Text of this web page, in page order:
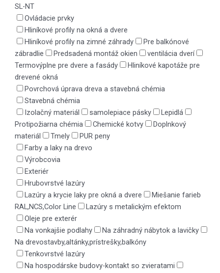
SL-NT
Ovládacie prvky
Hliníkové profily na okná a dvere
Hliníkové profily na zimné záhrady
Pre balkónové
zábradlie
Predsadená montáž okien
ventilácia dverí
Termovýplne pre dvere a fasády
Hliníkové kapotáže pre
drevené okná
Povrchová úprava dreva a stavebná chémia
Stavebná chémia
Izolačný materiál
samolepiace pásky
Lepidlá
Protipožiarna chémia
Chemické kotvy
Doplnkový
materiál
Tmely
PUR peny
Farby a laky na drevo
Výrobcovia
Exteriér
Hrubovrstvé lazúry
Lazúry a krycie laky pre okná a dvere
Miešanie farieb
RAL,NCS,Color Line
Lazúry s metalickým efektom
Oleje pre exterér
Na vonkajšie podlahy
Na záhradný nábytok a lavičky
Na drevostavby,altánky,prístrešky,balkóny
Tenkovrstvé lazúry
Na hospodárske budovy-kontakt so zvieratami